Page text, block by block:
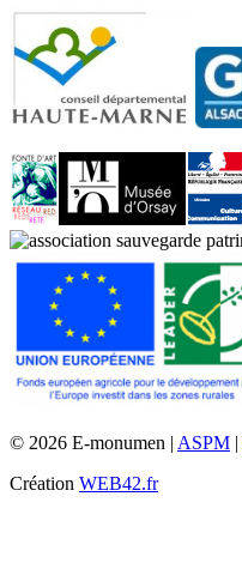
© 2026 E-monumen | ASPM |
Création WEB42.fr